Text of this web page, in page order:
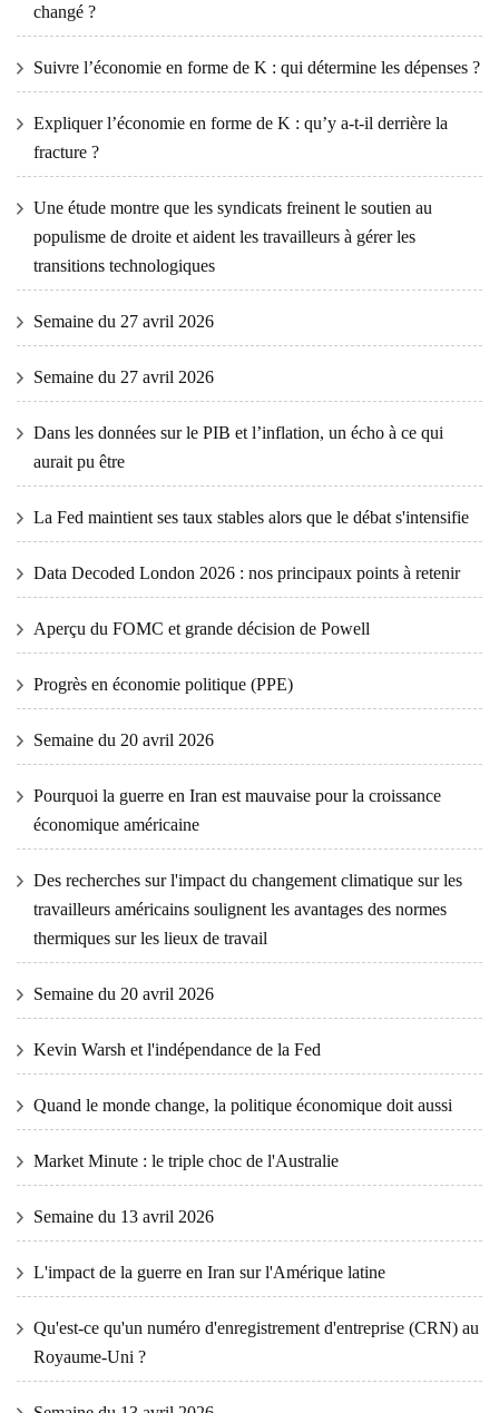
changé ?
Suivre l’économie en forme de K : qui détermine les dépenses ?
Expliquer l’économie en forme de K : qu’y a-t-il derrière la
fracture ?
Une étude montre que les syndicats freinent le soutien au
populisme de droite et aident les travailleurs à gérer les
transitions technologiques
Semaine du 27 avril 2026
Semaine du 27 avril 2026
Dans les données sur le PIB et l’inflation, un écho à ce qui
aurait pu être
La Fed maintient ses taux stables alors que le débat s'intensifie
Data Decoded London 2026 : nos principaux points à retenir
Aperçu du FOMC et grande décision de Powell
Progrès en économie politique (PPE)
Semaine du 20 avril 2026
Pourquoi la guerre en Iran est mauvaise pour la croissance
économique américaine
Des recherches sur l'impact du changement climatique sur les
travailleurs américains soulignent les avantages des normes
thermiques sur les lieux de travail
Semaine du 20 avril 2026
Kevin Warsh et l'indépendance de la Fed
Quand le monde change, la politique économique doit aussi
Market Minute : le triple choc de l'Australie
Semaine du 13 avril 2026
L'impact de la guerre en Iran sur l'Amérique latine
Qu'est-ce qu'un numéro d'enregistrement d'entreprise (CRN) au
Royaume-Uni ?